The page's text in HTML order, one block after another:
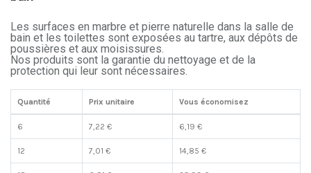
Les surfaces en marbre et pierre naturelle dans la salle de
bain et les toilettes sont exposées au tartre, aux dépôts de
poussières et aux moisissures.
Nos produits sont la garantie du nettoyage et de la
protection qui leur sont nécessaires.
Quantité Prix unitaire Vous économisez
6 7,22 € 6,19 €
12 7,01 € 14,85 €